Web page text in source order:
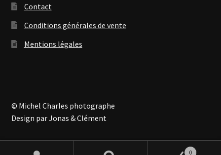
Contact
Conditions générales de vente
Mentions légales
© Michel Charles photographe
Design par Jonas & Clément
0